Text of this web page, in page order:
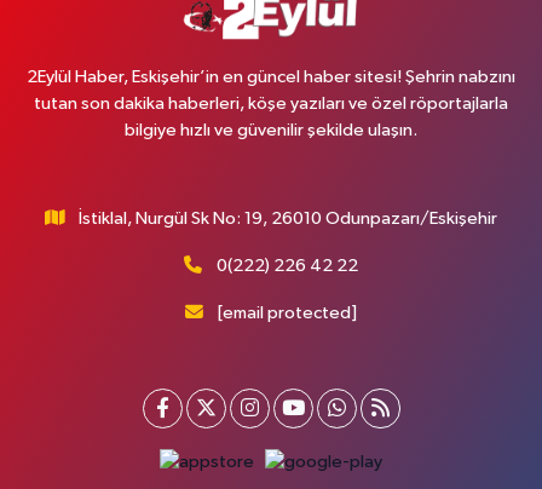
2Eylül Haber, Eskişehir’in en güncel haber sitesi! Şehrin nabzını
tutan son dakika haberleri, köşe yazıları ve özel röportajlarla
bilgiye hızlı ve güvenilir şekilde ulaşın.
İstiklal, Nurgül Sk No: 19, 26010 Odunpazarı/Eskişehir
0(222) 226 42 22
[email protected]